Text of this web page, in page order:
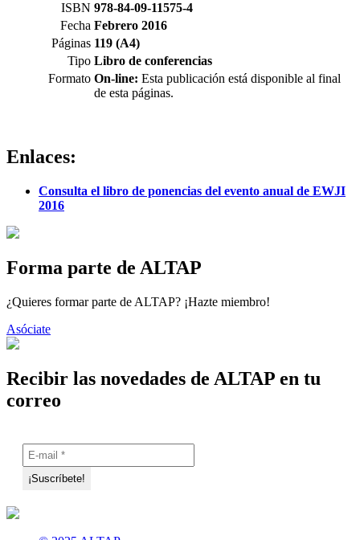
ISBN 978-84-09-11575-4
Fecha Febrero 2016
Páginas 119 (A4)
Tipo Libro de conferencias
Formato On-line: Esta publicación está disponible al final
de esta páginas.
Enlaces:
Consulta el libro de ponencias del evento anual de EWJI
2016
Forma parte de ALTAP
¿Quieres formar parte de ALTAP? ¡Hazte miembro!
Asóciate
Recibir las novedades de ALTAP en tu
correo